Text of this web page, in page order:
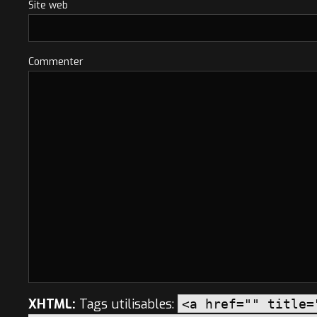
Site web
Commenter
XHTML: Tags utilisables: <a href=""